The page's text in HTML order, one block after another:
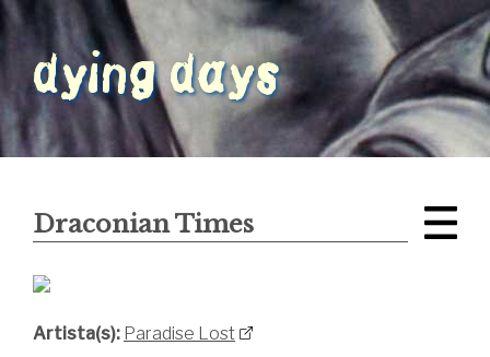
Draconian Times
Artista(s): Paradise Lost